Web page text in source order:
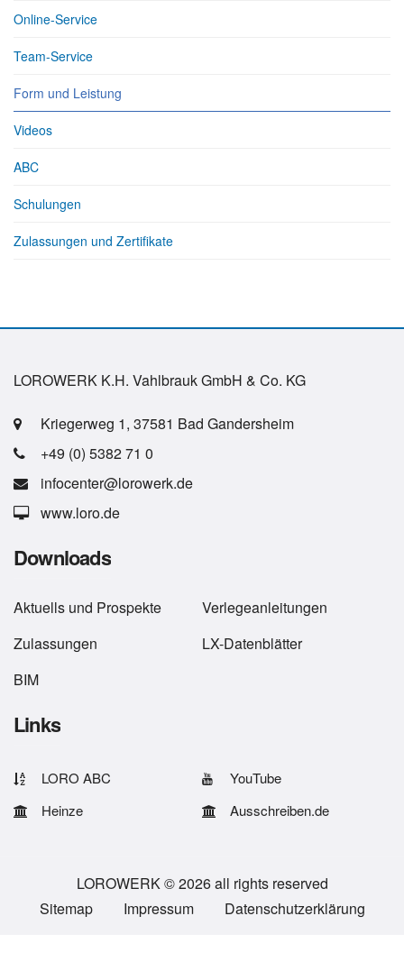
Online-Service
Team-Service
Form und Leistung
Videos
ABC
Schulungen
Zulassungen und Zertifikate
LOROWERK K.H. Vahlbrauk GmbH & Co. KG
Kriegerweg 1, 37581 Bad Gandersheim
+49 (0) 5382 71 0
infocenter@lorowerk.de
www.loro.de
Downloads
Aktuells und Prospekte
Verlegeanleitungen
Zulassungen
LX-Datenblätter
BIM
Links
LORO ABC
YouTube
Heinze
Ausschreiben.de
LOROWERK © 2026 all rights reserved
Sitemap
Impressum Datenschutzerklärung